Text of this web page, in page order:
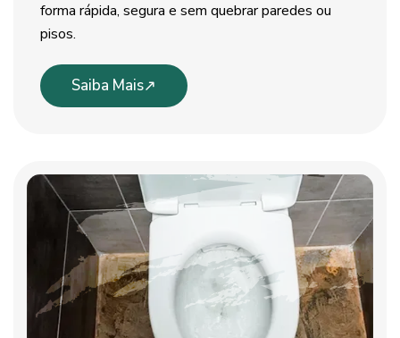
forma rápida, segura e sem quebrar paredes ou
pisos.
Saiba Mais